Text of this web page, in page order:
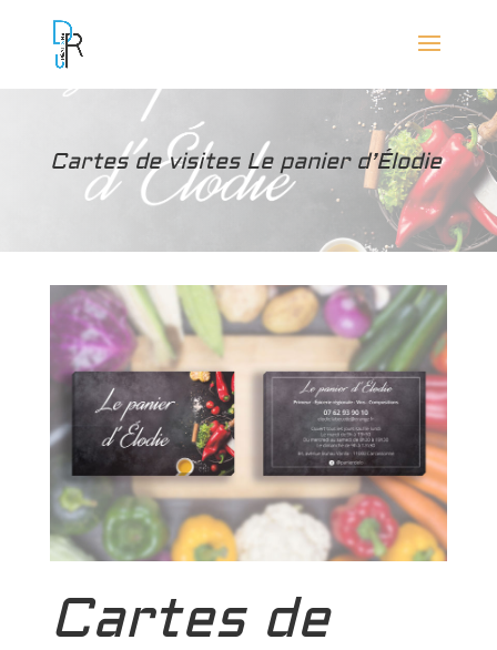
Cartes de visites Le panier d’Élodie
Cartes de